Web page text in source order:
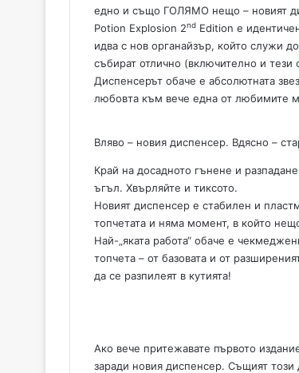
едно и също ГОЛЯМО нещо – новият
Potion Explosion 2nd Edition е
идва с нов органайзър, който служи
събират отлично (включително и тези
Диспенсерът обаче е абсолютната
любовта към вече една от любимите
Вляво – новия диспенсер. Вдясно –
Край на досадното гънене и
ъгъл. Хвърляйте и тиксото.
Новият диспенсер е стабилен и
топчетата и няма момент, в който
Най-„яката работа“ обаче е
топчета – от базовата и от
да се разпилеят в кутията!
Ако вече притежавате първото
заради новия диспенсер. Същият